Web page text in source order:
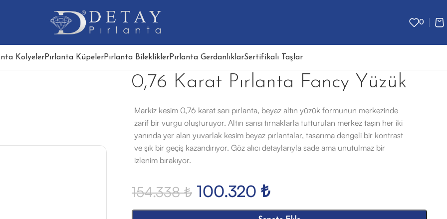
0
KolyelerPırlanta KüpelerPırlanta BilekliklerPırlanta GerdanlıklarSertifikalı Taşlar
0,76 Karat Pırlanta Fancy Yüzük
Markiz kesim 0,76 karat sarı pırlanta, beyaz altın yüzük formunun merkezinde
zarif bir vurgu oluşturuyor. Altın sarısı tırnaklarla tutturulan merkez taşın her iki
yanında yer alan yuvarlak kesim beyaz pırlantalar, tasarıma dengeli bir kontrast
ve şık bir geçiş kazandırıyor. Göz alıcı detaylarıyla sade ama unutulmaz bir
izlenim bırakıyor.
154.338₺ 100.320 ₺